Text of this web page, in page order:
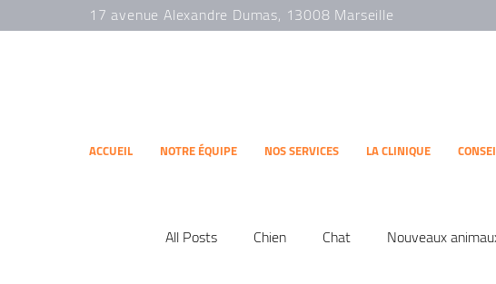
ACCUEIL NOTRE ÉQUIPE NOS SERVICES LA CLINIQUE
All Posts Chien Chat Nouveaux
17 avenue Alexandre Dumas, 13008 Marseille